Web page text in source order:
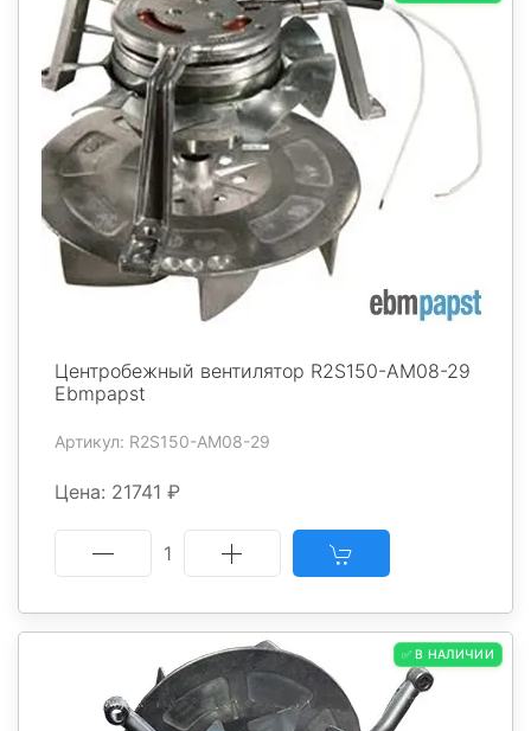
Центробежный вентилятор R2S150-AM08-29
Ebmpapst
Артикул: R2S150-AM08-29
Цена: 21741 ₽
1
✅ В НАЛИЧИИ